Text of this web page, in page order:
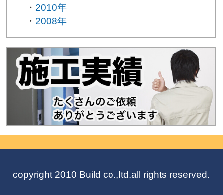
2010年
2008年
copyright 2010 Build co.,Itd.all rights reserved.